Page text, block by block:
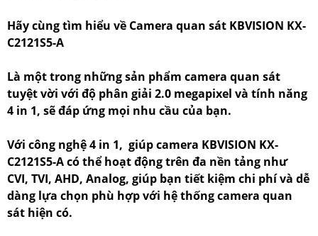
Hãy cùng tìm hiểu về Camera quan sát KBVISION KX-
C2121S5-A
Là một trong những sản phẩm camera quan sát
tuyệt vời với độ phân giải 2.0 megapixel và tính năng
4 in 1, sẽ đáp ứng mọi nhu cầu của bạn.
Với công nghệ 4 in 1, giúp camera KBVISION KX-
C2121S5-A có thể hoạt động trên đa nền tảng như
CVI, TVI, AHD, Analog, giúp bạn tiết kiệm chi phí và dễ
dàng lựa chọn phù hợp với hệ thống camera quan
sát hiện có.